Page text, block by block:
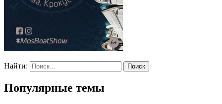
Найти:
Популярные темы